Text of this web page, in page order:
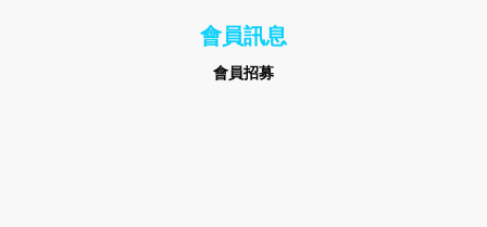
會員訊息
會員招募